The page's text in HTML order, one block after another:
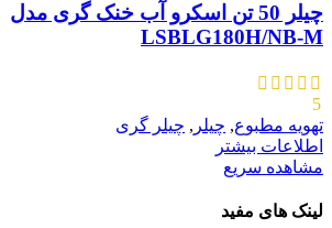
چیلر 50 تن اسکرو آب خنک گری مدل
LSBLG180H/NB-M
5
تهویه مطبوع, چیلر , چیلر گری
اطلاعات بیشتر
مشاهده سریع
لینک های مفید